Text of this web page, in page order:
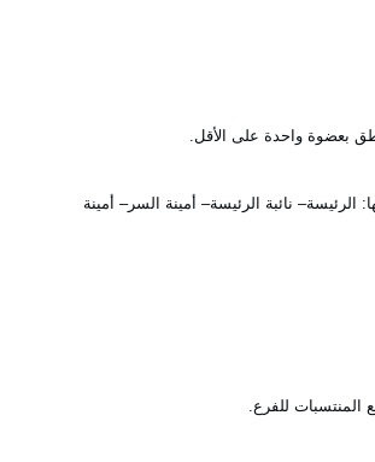
بعضوة واحدة على الأقل
: الرئيسة– نائبة الرئيسة– أمينة السر– أمينة
المنتسبات للفرع